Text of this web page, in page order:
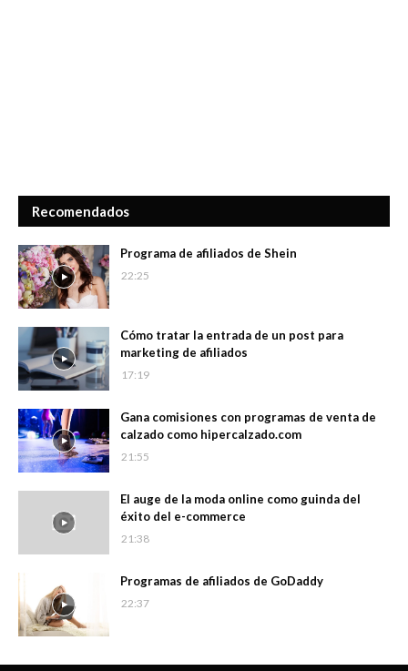
Recomendados
Programa de afiliados de Shein
22:25
Cómo tratar la entrada de un post para
marketing de afiliados
17:19
Gana comisiones con programas de venta de
calzado como hipercalzado.com
21:55
El auge de la moda online como guinda del
éxito del e-commerce
21:38
Programas de afiliados de GoDaddy
22:37